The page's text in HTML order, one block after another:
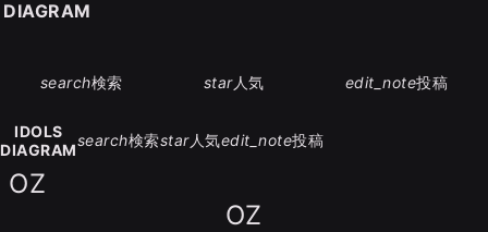
search検索 star人気 edit_note投稿
IDOLS
DIAGRAM
search検索star人気edit_note投稿
OZ
OZ